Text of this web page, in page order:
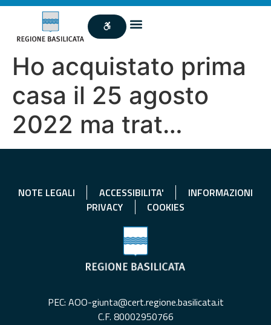
Ho acquistato prima
casa il 25 agosto
2022 ma trat…
NOTE LEGALI ACCESSIBILITA'
INFORMAZIONI
PRIVACY
COOKIES
PEC: AOO-giunta@cert.regione.basilicata.it
C.F. 80002950766